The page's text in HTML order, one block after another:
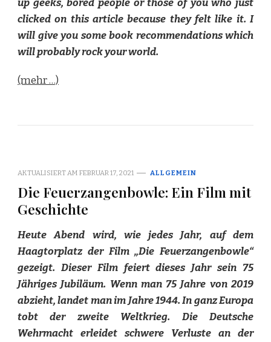
clicked on this article because they felt like it. I
will give you some book recommendations which
will probably rock your world.
(mehr …)
AKTUALISIERT AM FEBRUAR 17, 2021 ALLGEMEIN
Die Feuerzangenbowle: Ein Film mit
Geschichte
Heute Abend wird, wie jedes Jahr, auf dem
Haagtorplatz der Film „Die Feuerzangenbowle“
gezeigt. Dieser Film feiert dieses Jahr sein 75
Jähriges Jubiläum. Wenn man 75 Jahre von 2019
abzieht, landet man im Jahre 1944. In ganz Europa
tobt der zweite Weltkrieg. Die Deutsche
Wehrmacht erleidet schwere Verluste an der